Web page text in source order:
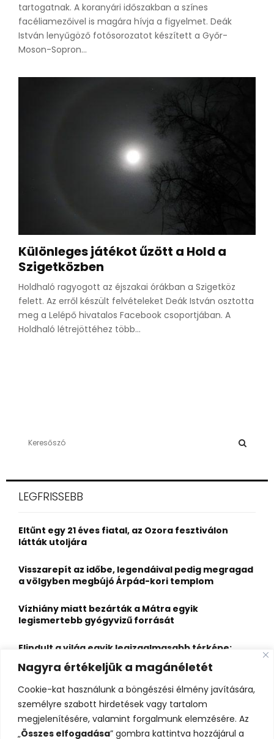
Nagyra értékeljük a magánéletét
Cookie-kat használunk a böngészési élmény javítására,
személyre szabott hirdetések vagy tartalom
megjelenítésére, valamint forgalmunk elemzésére. Az
„Összes elfogadása” gombra kattintva hozzájárul a
tartogatnak. A koranyári időszakban a színes
facéliamezőivel is magára hívja a figyelmet. Deák
István lenyűgöző fotósorozatot készített a Győr-
Moson-Sopron...
Különleges játékot űzött a Hold a
Szigetközben
Holdhaló ragyogott az éjszakai órákban a Szigetköz
felett. Az erről készült felvételeket Deák István osztotta
meg a Lelépő hivatalos Facebook csoportjában. A
Holdhaló létrejöttéhez több...
h
o
r
C
LEGFRISSEBB
Eltűnt egy 21 éves fiatal, az Ozora fesztiválon
látták utoljára
Visszarepít az időbe, legendáival pedig megragad
a völgyben megbújó Árpád-kori templom
Vízhiány miatt bezárták a Mátra egyik
legismertebb gyógyvizű forrását
Elindult a világ egyik legizgalmasabb térképe:
több mint 6600 várat, kastélyt és erődöt
fedezhetsz fel rajta
Kigyulladt a Szőke Tisza legendás hajóroncsa,
nagy erőkkel vonultak a tűzoltók